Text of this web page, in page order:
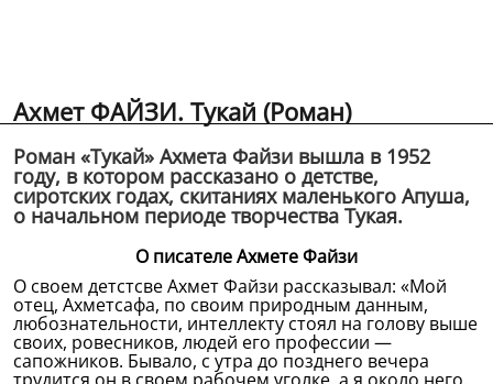
Ахмет ФАЙЗИ. Тукай (Роман)
Роман «Тукай» Ахмета Файзи вышла в 1952
году, в котором рассказано о детстве,
сиротских годах, скитаниях маленького Апуша,
о начальном периоде творчества Тукая.
О писателе Ахмете Файзи
О своем детстсве Ахмет Файзи рассказывал: «Мой
отец, Ахметсафа, по своим природным данным,
любознательности, интеллекту стоял на голову выше
своих, ровесников, людей его профессии —
сапожников. Бывало, с утра до позднего вечера